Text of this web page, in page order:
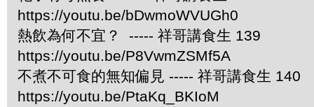
https://youtu.be/bDwmoWVUGh0
熱飲為何不宜？ ----- 祥哥講食生 139
https://youtu.be/P8VwmZSMf5A
不煮不可食的無知偏見 ----- 祥哥講食生 140
https://youtu.be/PtaKq_BKIoM